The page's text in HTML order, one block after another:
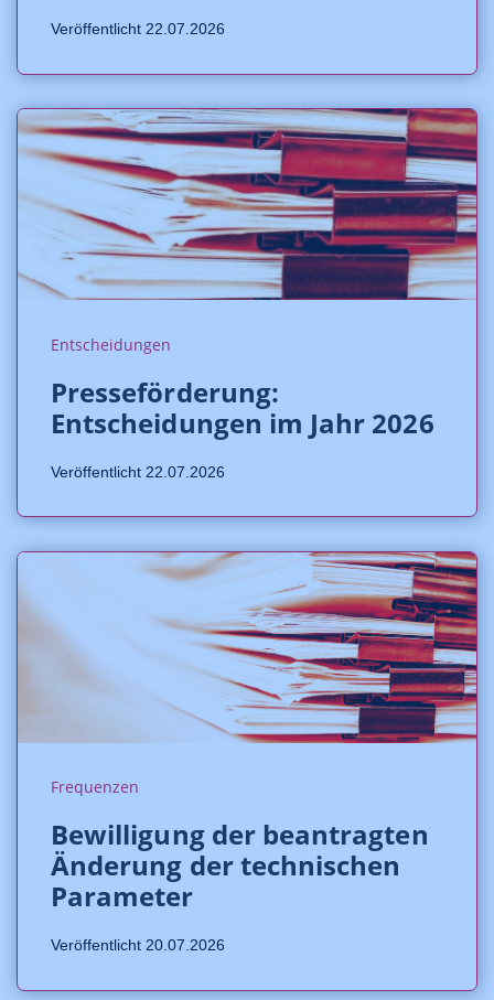
Veröffentlicht 22.07.2026
Entscheidungen
Presseförderung:
Entscheidungen im Jahr 2026
Veröffentlicht 22.07.2026
Frequenzen
Bewilligung der beantragten
Änderung der technischen
Parameter
Veröffentlicht 20.07.2026